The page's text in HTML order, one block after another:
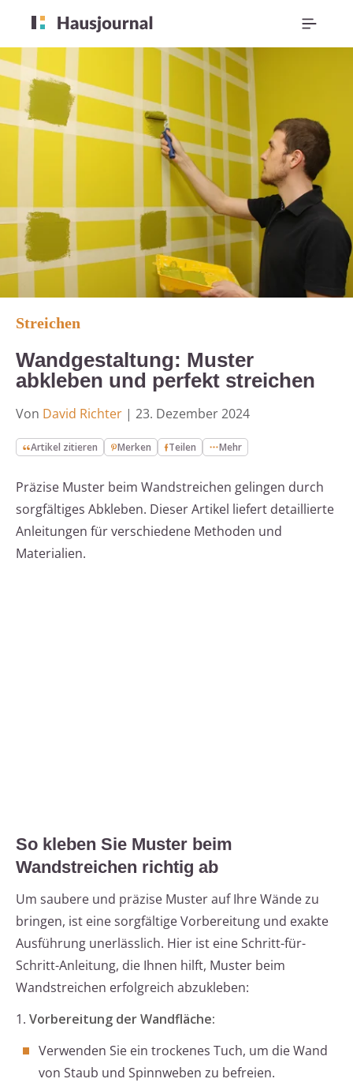
Streichen
Wandgestaltung: Muster
abkleben und perfekt streichen
Von David Richter | 23. Dezember 2024
Artikel zitieren Merken Teilen Mehr
Präzise Muster beim Wandstreichen gelingen durch
sorgfältiges Abkleben. Dieser Artikel liefert detaillierte
Anleitungen für verschiedene Methoden und
Materialien.
So kleben Sie Muster beim
Wandstreichen richtig ab
Um saubere und präzise Muster auf Ihre Wände zu
bringen, ist eine sorgfältige Vorbereitung und exakte
Ausführung unerlässlich. Hier ist eine Schritt-für-
Schritt-Anleitung, die Ihnen hilft, Muster beim
Wandstreichen erfolgreich abzukleben:
1. Vorbereitung der Wandfläche:
Verwenden Sie ein trockenes Tuch, um die Wand
von Staub und Spinnweben zu befreien.